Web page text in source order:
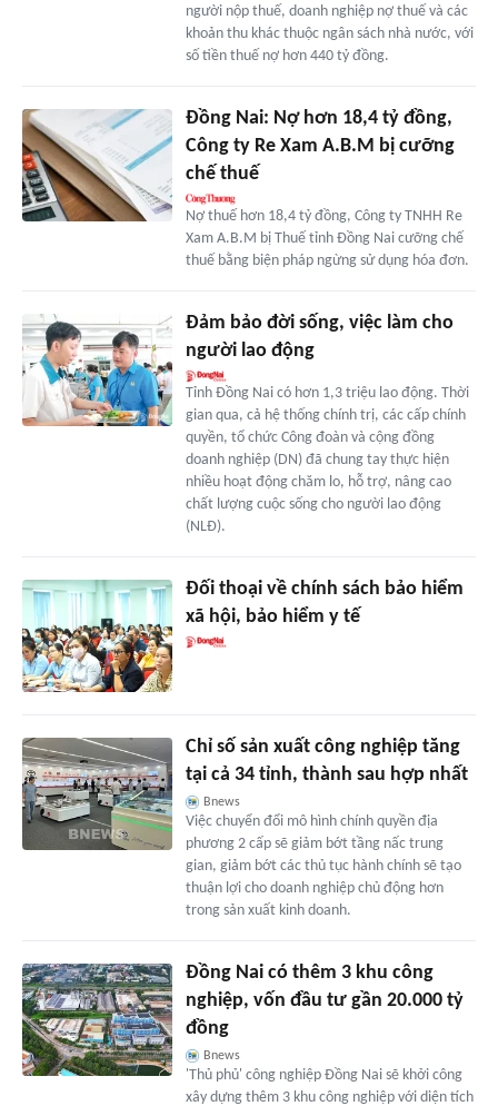
người nộp thuế, doanh nghiệp nợ thuế và các
khoản thu khác thuộc ngân sách nhà nước, với
số tiền thuế nợ hơn 440 tỷ đồng.
Đồng Nai: Nợ hơn 18,4 tỷ đồng,
Công ty Re Xam A.B.M bị cưỡng
chế thuế
Nợ thuế hơn 18,4 tỷ đồng, Công ty TNHH Re
Xam A.B.M bị Thuế tỉnh Đồng Nai cưỡng chế
thuế bằng biện pháp ngừng sử dụng hóa đơn.
Đảm bảo đời sống, việc làm cho
người lao động
Tỉnh Đồng Nai có hơn 1,3 triệu lao động. Thời
gian qua, cả hệ thống chính trị, các cấp chính
quyền, tổ chức Công đoàn và cộng đồng
doanh nghiệp (DN) đã chung tay thực hiện
nhiều hoạt động chăm lo, hỗ trợ, nâng cao
chất lượng cuộc sống cho người lao động
(NLĐ).
Đối thoại về chính sách bảo hiểm
xã hội, bảo hiểm y tế
Chỉ số sản xuất công nghiệp tăng
tại cả 34 tỉnh, thành sau hợp nhất
Bnews
Việc chuyển đổi mô hình chính quyền địa
phương 2 cấp sẽ giảm bớt tầng nấc trung
gian, giảm bớt các thủ tục hành chính sẽ tạo
thuận lợi cho doanh nghiệp chủ động hơn
trong sản xuất kinh doanh.
Đồng Nai có thêm 3 khu công
nghiệp, vốn đầu tư gần 20.000 tỷ
đồng
Bnews
'Thủ phủ' công nghiệp Đồng Nai sẽ khởi công
xây dựng thêm 3 khu công nghiệp với diện tích